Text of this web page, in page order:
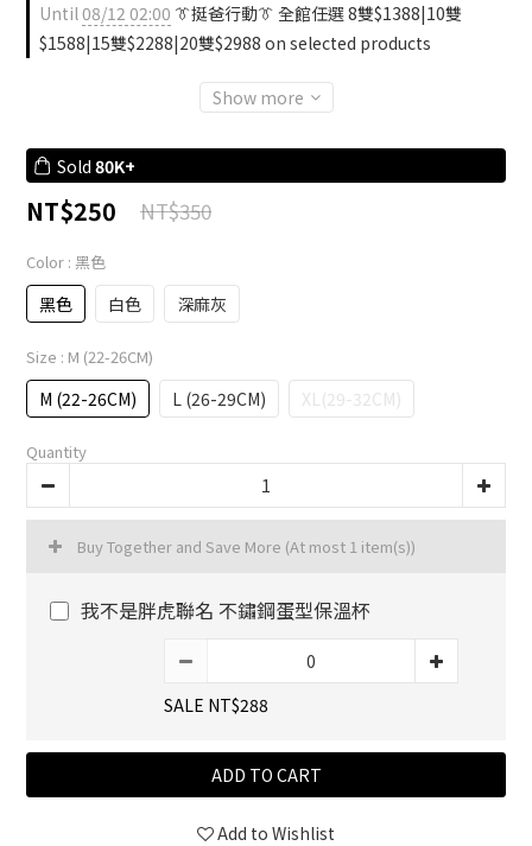
Until08/12 02:00 👔挺爸行動👔 全館任選 8雙$1388|10雙
$1588|15雙$2288|20雙$2988 on selected products
Show more
Sold 80K+
NT$250 NT$350
Color : 黑色
黑色 白色 深麻灰
Size : M (22-26CM)
M (22-26CM) L (26-29CM) XL(29-32CM)
Quantity
Buy Together and Save More (At most 1 item(s))
我不是胖虎聯名 不鏽鋼蛋型保溫杯
SALE NT$288
ADD TO CART
Add to Wishlist